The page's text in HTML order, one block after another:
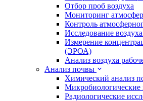
Отбор проб воздуха
Мониторинг
Контроль
Исследование
Измерение
(ЭРОА)
Анализ воздуха
Анализ почвы
Химический анализ
Микробиологические
Радиологические